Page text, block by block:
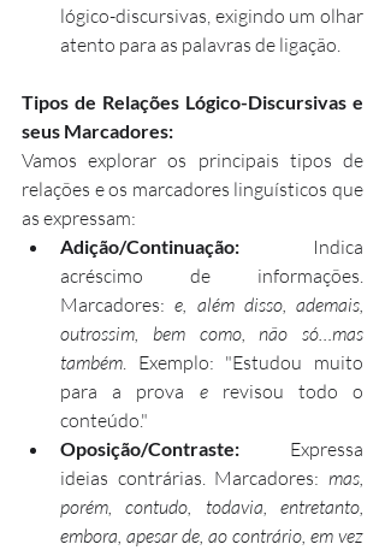
lógico-discursivas, exigindo um olhar
atento para as palavras de ligação.
Tipos de Relações Lógico-Discursivas e
seus Marcadores:
Vamos explorar os principais tipos de
relações e os marcadores linguísticos que
as expressam:
Adição/Continuação: Indica
acréscimo de informações.
Marcadores: e, além disso, ademais,
outrossim, bem como, não só…mas
também . Exemplo: "Estudou muito
para a prova e revisou todo o
conteúdo."
Oposição/Contraste: Expressa
ideias contrárias. Marcadores: mas,
porém, contudo, todavia, entretanto,
embora, apesar de, ao contrário, em vez